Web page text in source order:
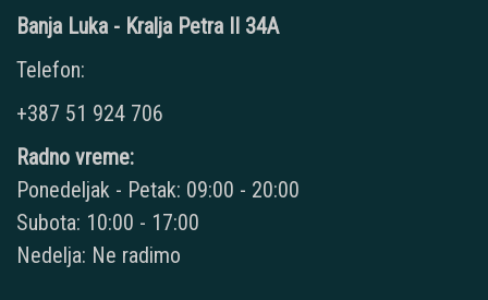
Banja Luka - Kralja Petra II 34A
Telefon:
+387 51 924 706
Radno vreme:
Ponedeljak - Petak: 09:00 - 20:00
Subota: 10:00 - 17:00
Nedelja: Ne radimo